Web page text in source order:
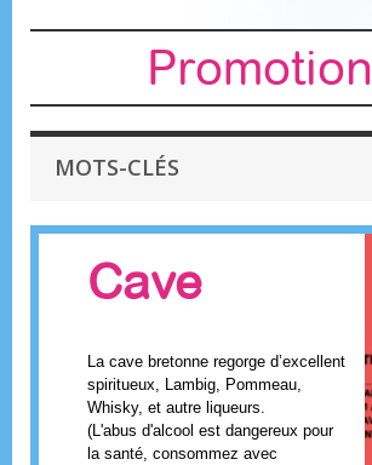
MOTS-CLÉS
Cave
La cave bretonne regorge d’excellent
spiritueux, Lambig, Pommeau,
Whisky, et autre liqueurs.
(L'abus d'alcool est dangereux pour
la santé, consommez avec